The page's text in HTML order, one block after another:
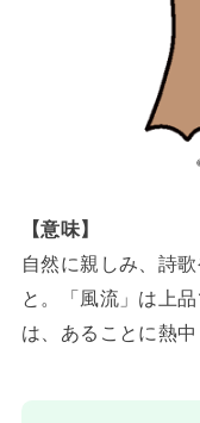
【意味】
自然に親しみ、詩
と。「風流」は上
は、あることに熱